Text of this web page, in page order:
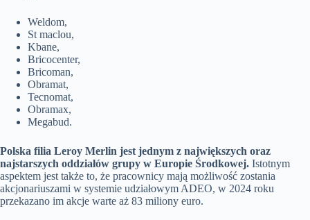
Weldom,
St maclou,
Kbane,
Bricocenter,
Bricoman,
Obramat,
Tecnomat,
Obramax,
Megabud.
Polska filia Leroy Merlin jest jednym z największych oraz
najstarszych oddziałów grupy w Europie Środkowej. Istotnym
aspektem jest także to, że pracownicy mają możliwość zostania
akcjonariuszami w systemie udziałowym ADEO, w 2024 roku
przekazano im akcje warte aż 83 miliony euro.